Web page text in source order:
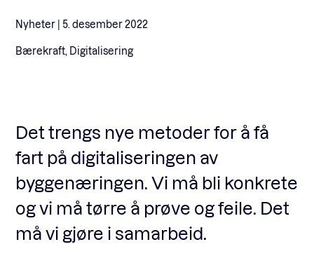
Kontakt
English
Medlemskap
Fagforum
Arrangementer
Standardavtaler
Nyheter | 5. desember 2022
Bærekraft, Digitalisering
Det trengs nye metoder for å få
fart på digitaliseringen av
byggenæringen. Vi må bli konkrete
og vi må tørre å prøve og feile. Det
må vi gjøre i samarbeid.